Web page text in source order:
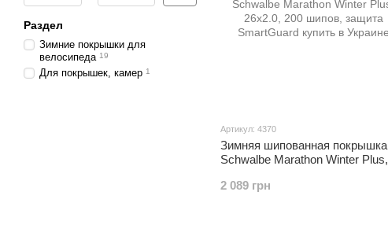
Артикул: 4370
Зимняя шипованная покрышка
Schwalbe Marathon Winter Plus,
2 089 грн
Раздел
Зимние покрышки для
велосипеда 19
Для покрышек, камер 1